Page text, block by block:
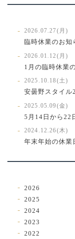
2026.07.27(月)
臨時休業のお知
2026.01.12(月)
1月の臨時休業
2025.10.18(土)
安曇野スタイル
2025.05.09(金)
5月14日から22
2024.12.26(木)
年末年始の休業
2026
2025
2024
2023
2022